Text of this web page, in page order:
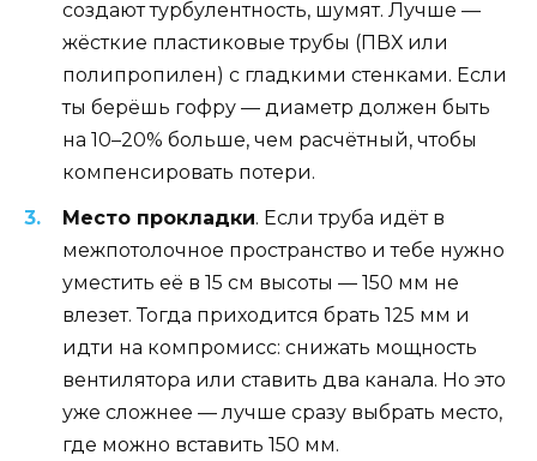
создают турбулентность, шумят. Лучше —
жёсткие пластиковые трубы (ПВХ или
полипропилен) с гладкими стенками. Если
ты берёшь гофру — диаметр должен быть
на 10–20% больше, чем расчётный, чтобы
компенсировать потери.
Место прокладки. Если труба идёт в
межпотолочное пространство и тебе нужно
уместить её в 15 см высоты — 150 мм не
влезет. Тогда приходится брать 125 мм и
идти на компромисс: снижать мощность
вентилятора или ставить два канала. Но это
уже сложнее — лучше сразу выбрать место,
где можно вставить 150 мм.